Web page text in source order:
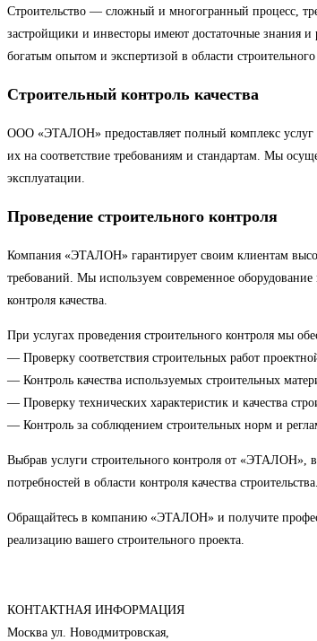
Строительство — сложный и многогранный процесс,
застройщики и инвесторы имеют достаточные знания и
богатым опытом и экспертизой в области строительного
Строительный контроль качества
ООО «ЭТАЛОН» предоставляет полный комплекс услуг
их на соответствие требованиям и стандартам. Мы
эксплуатации.
Проведение строительного контроля
Компания «ЭТАЛОН» гарантирует своим клиентам
требований. Мы используем современное
контроля качества.
При услугах проведения строительного контроля мы
— Проверку соответствия строительных работ
— Контроль качества используемых строительных
— Проверку технических характеристик и качества
— Контроль за соблюдением строительных норм и
Выбрав услуги строительного контроля от «ЭТАЛОН»,
потребностей в области контроля качества строительства.
Обращайтесь в компанию «ЭТАЛОН» и получите
реализацию вашего строительного проекта.
КОНТАКТНАЯ ИНФОРМАЦИЯ
Москва ул. Новодмитровская,